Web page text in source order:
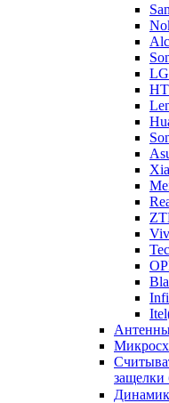
LG
Itel
защелки
Динамик